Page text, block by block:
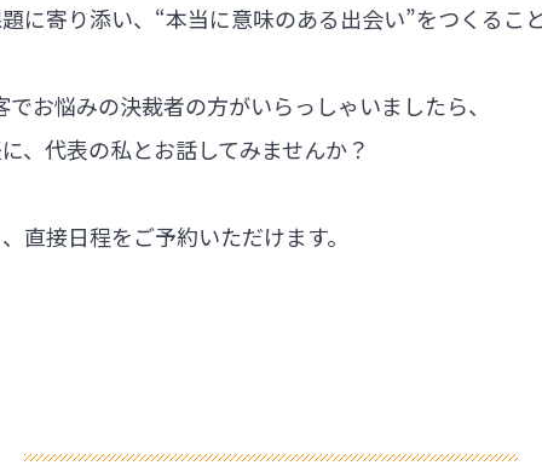
に寄り添い、“本当に意味のある出会い”をつくるこ
お悩みの決裁者の方がいらっしゃいましたら、
、代表の私とお話してみませんか？
直接日程をご予約いただけます。